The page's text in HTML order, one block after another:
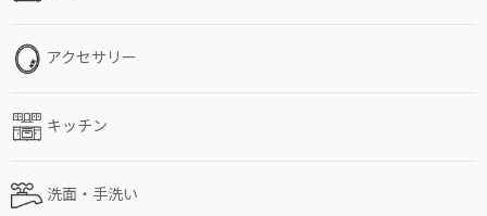
アクセサリー
キッチン
洗面・手洗い